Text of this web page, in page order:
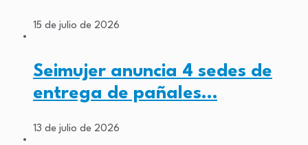
15 de julio de 2026
Seimujer anuncia 4 sedes de
entrega de pañales…
13 de julio de 2026